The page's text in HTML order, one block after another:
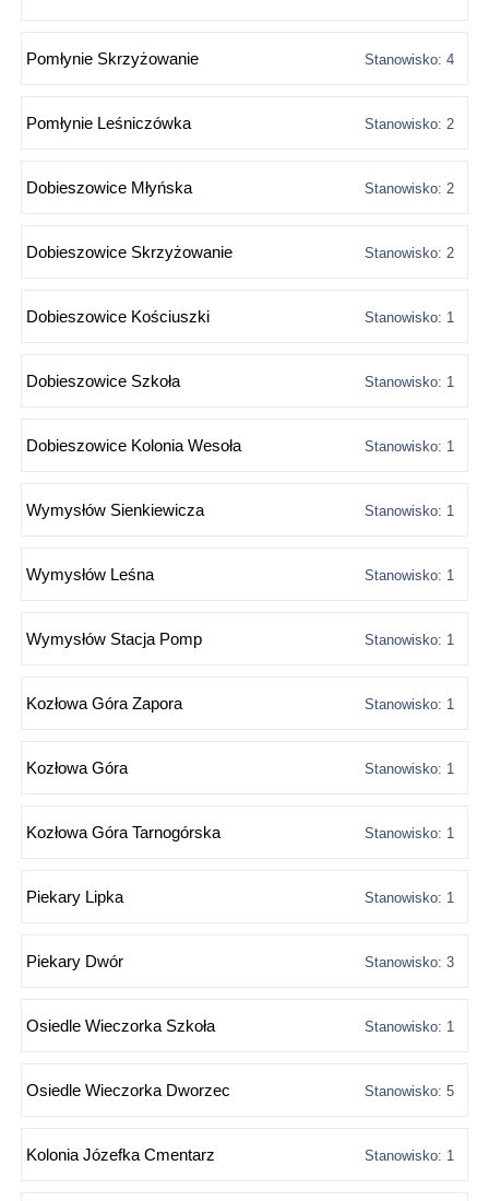
Pomłynie Skrzyżowanie Stanowisko: 4
Pomłynie Leśniczówka Stanowisko: 2
Dobieszowice Młyńska Stanowisko: 2
Dobieszowice Skrzyżowanie Stanowisko: 2
Dobieszowice Kościuszki Stanowisko: 1
Dobieszowice Szkoła Stanowisko: 1
Dobieszowice Kolonia Wesoła Stanowisko: 1
Wymysłów Sienkiewicza Stanowisko: 1
Wymysłów Leśna Stanowisko: 1
Wymysłów Stacja Pomp Stanowisko: 1
Kozłowa Góra Zapora Stanowisko: 1
Kozłowa Góra Stanowisko: 1
Kozłowa Góra Tarnogórska Stanowisko: 1
Piekary Lipka Stanowisko: 1
Piekary Dwór Stanowisko: 3
Osiedle Wieczorka Szkoła Stanowisko: 1
Osiedle Wieczorka Dworzec Stanowisko: 5
Kolonia Józefka Cmentarz Stanowisko: 1